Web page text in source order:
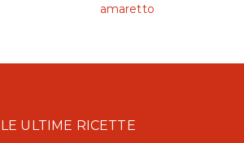
amaretto
LE ULTIME RICETTE